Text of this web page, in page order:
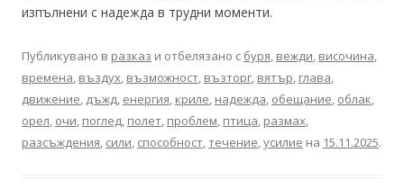
изпълнени с надежда в трудни моменти.
Публикувано в разказ и отбелязано с буря, вежди, височина,
времена, въздух, възможност, възторг, вятър, глава,
движение, дъжд, енергия, криле, надежда, обещание, облак,
орел, очи, поглед, полет, проблем, птица, размах,
разсъждения, сили, способност,течение,усилие на 15.11.2025.